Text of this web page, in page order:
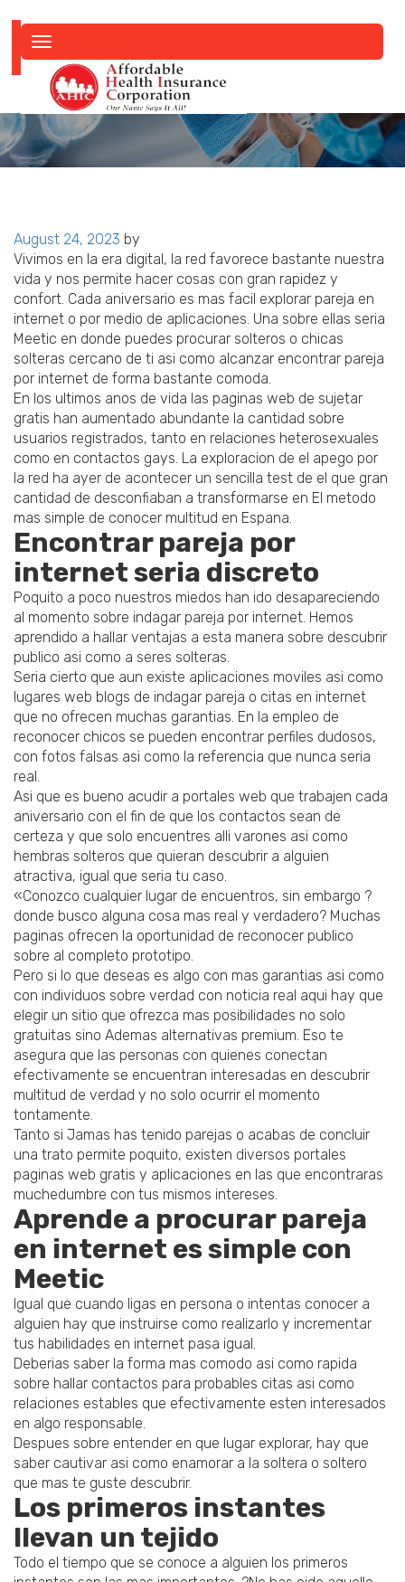
navigation
Posted
on
August 24, 2023 by
Vivimos en la era digital, la red favorece bastante nuestra
vida y nos permite hacer cosas con gran rapidez y
confort. Cada aniversario es mas facil explorar pareja en
internet o por medio de aplicaciones. Una sobre ellas seri­a
Meetic en donde puedes procurar solteros o chicas
solteras cercano de ti asi­ como alcanzar encontrar pareja
por internet de forma bastante comoda.
En los ultimos anos de vida las paginas web de sujetar
gratis han aumentado abundante la cantidad sobre
usuarios registrados, tanto en relaciones heterosexuales
como en contactos gays. La exploracion de el apego por
la red ha ayer de acontecer un sencilla test de el que gran
cantidad de desconfiaban a transformarse en El metodo
mas simple de conocer multitud en Espana.
Encontrar pareja por
internet seri­a discreto
Poquito a poco nuestros miedos han ido desapareciendo
al momento sobre indagar pareja por internet. Hemos
aprendido a hallar ventajas a esta manera sobre descubrir
publico asi­ como a seres solteras.
Seri­a cierto que aun existe aplicaciones moviles asi­ como
lugares web blogs de indagar pareja o citas en internet
que no ofrecen muchas garantias. En la empleo de
reconocer chicos se pueden encontrar perfiles dudosos,
con fotos falsas asi­ como la referencia que nunca seri­a
real.
Asi que es bueno acudir a portales web que trabajen cada
aniversario con el fin de que los contactos sean de
certeza y que solo encuentres alli varones asi­ como
hembras solteros que quieran descubrir a alguien
atractiva, igual que seri­a tu caso.
«Conozco cualquier lugar de encuentros, sin embargo ?
donde busco alguna cosa mas real y verdadero? Muchas
paginas ofrecen la oportunidad de reconocer publico
sobre al completo prototipo.
Pero si lo que deseas es algo con mas garantias asi­ como
con individuos sobre verdad con noticia real aqui hay que
elegir un sitio que ofrezca mas posibilidades no solo
gratuitas sino Ademas alternativas premium. Eso te
asegura que las personas con quienes conectan
efectivamente se encuentran interesadas en descubrir
multitud de verdad y no solo ocurrir el momento
tontamente.
Tanto si Jamas has tenido parejas o acabas de concluir
una trato permite poquito, existen diversos portales
paginas web gratis y aplicaciones en las que encontraras
muchedumbre con tus mismos intereses.
Aprende a procurar pareja
en internet es simple con
Meetic
Igual que cuando ligas en persona o intentas conocer a
alguien hay que instruirse como realizarlo y incrementar
tus habilidades en internet pasa igual.
Deberias saber la forma mas comodo asi­ como rapida
sobre hallar contactos para probables citas asi­ como
relaciones estables que efectivamente esten interesados
en algo responsable.
Despues sobre entender en que lugar explorar, hay que
saber cautivar asi­ como enamorar a la soltera o soltero
que mas te guste descubrir.
Los primeros instantes
llevan un tejido
Todo el tiempo que se conoce a alguien los primeros